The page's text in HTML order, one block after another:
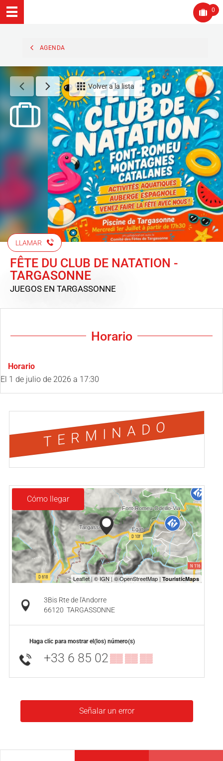
0
AGENDA
Volver a la lista
LLAMAR
FÊTE DU CLUB DE NATATION -
TARGASONNE
JUEGOS EN TARGASSONNE
Horario
Horario
El 1 de julio de 2026 a 17:30
TERMINADO
Cómo llegar
3Bis Rte de l'Andorre
66120 TARGASSONNE
Haga clic para mostrar el(los) número(s)
+33 6 85 02▒▒ ▒▒ ▒▒
Señalar un error